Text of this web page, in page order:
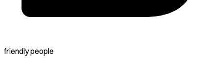
friendly people